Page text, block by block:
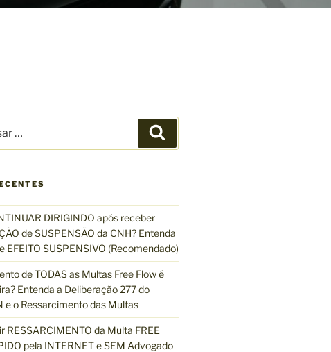
e
s
a
r
DIRIGINDO após receber
de SUSPENSÃO da CNH? Entenda
EFEITO SUSPENSIVO (Recomendado)
de TODAS as Multas Free Flow é
Entenda a Deliberação 277 do
e o Ressarcimento das Multas
RESSARCIMENTO da Multa FREE
pela INTERNET e SEM Advogado